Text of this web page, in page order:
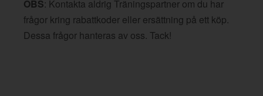
OBS: Kontakta aldrig Träningspartner om du har
frågor kring rabattkoder eller ersättning på ett köp.
Dessa frågor hanteras av oss. Tack!